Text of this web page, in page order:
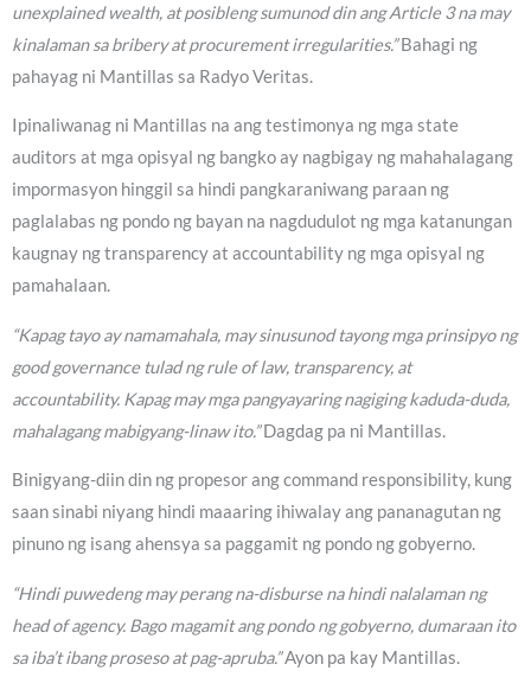
unexplained wealth, at posibleng sumunod din ang Article 3 na may
kinalaman sa bribery at procurement irregularities.”Bahagi ng
pahayag ni Mantillas sa Radyo Veritas.
Ipinaliwanag ni Mantillas na ang testimonya ng mga state
auditors at mga opisyal ng bangko ay nagbigay ng mahahalagang
impormasyon hinggil sa hindi pangkaraniwang paraan ng
paglalabas ng pondo ng bayan na nagdudulot ng mga katanungan
kaugnay ng transparency at accountability ng mga opisyal ng
pamahalaan.
“Kapag tayo ay namamahala, may sinusunod tayong mga prinsipyo ng
good governance tulad ng rule of law, transparency, at
accountability. Kapag may mga pangyayaring nagiging kaduda-duda,
mahalagang mabigyang-linaw ito.”Dagdag pa ni Mantillas.
Binigyang-diin din ng propesor ang command responsibility, kung
saan sinabi niyang hindi maaaring ihiwalay ang pananagutan ng
pinuno ng isang ahensya sa paggamit ng pondo ng gobyerno.
“Hindi puwedeng may perang na-disburse na hindi nalalaman ng
head of agency. Bago magamit ang pondo ng gobyerno, dumaraan ito
sa iba’t ibang proseso at pag-apruba.”Ayon pa kay Mantillas.